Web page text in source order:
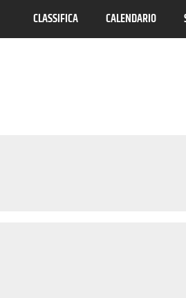
CLASSIFICA CALENDARIO